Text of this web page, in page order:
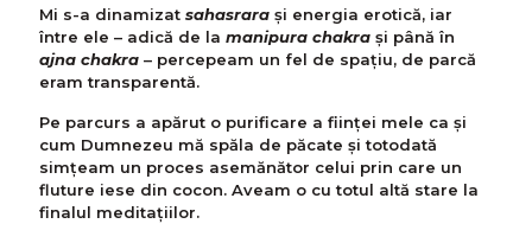
Mi s-a dinamizat sahasrara și energia erotică, iar
între ele – adică de la manipura chakra și până în
ajna chakra – percepeam un fel de spațiu, de parcă
eram transparentă.
Pe parcurs a apărut o purificare a ființei mele ca și
cum Dumnezeu mă spăla de păcate și totodată
simţeam un proces asemănător celui prin care un
fluture iese din cocon. Aveam o cu totul altă stare la
finalul meditațiilor.